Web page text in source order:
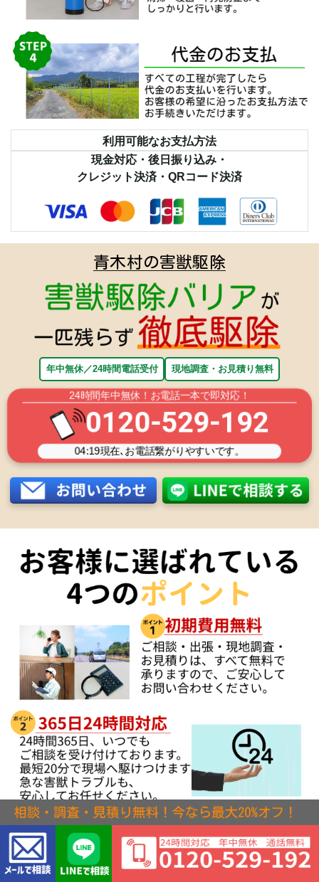
利用可能なお支払方法
現金対応・後日振り込み・
クレジット決済・QRコード決済
青木村の害獣駆除
年中無休／24時間電話受付 現地調査・お見積り無料
24時間年中無休！お電話一本で即対応！
0120-529-192
04:19現在､お電話繋がりやすいです。